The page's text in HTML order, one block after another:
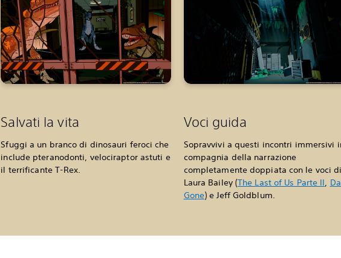
Salvati la vita
Sfuggi a un branco di dinosauri feroci che
include pteranodonti, velociraptor astuti e
il terrificante T-Rex.
Voci guida
Sopravvivi a questi incontri immersivi
compagnia della narrazione
completamente doppiata con le voci di
Laura Bailey (The Last of Us Parte II,
Gone) e Jeff Goldblum.